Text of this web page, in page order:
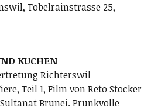
Tobelrainstrasse 25,
KUCHEN
Richterswil
Teil 1, Film von Reto Stocker
Brunei. Prunkvolle